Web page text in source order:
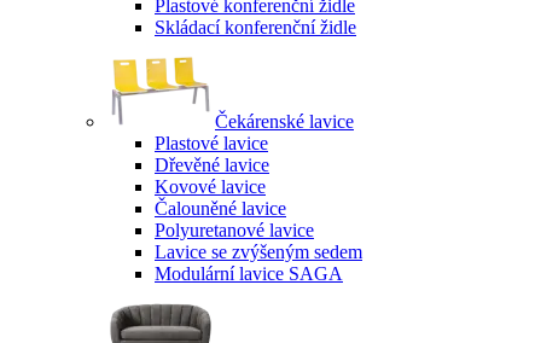
Plastové konferenční židle
Skládací konferenční židle
Čekárenské lavice
Plastové lavice
Dřevěné lavice
Kovové lavice
Čalouněné lavice
Polyuretanové lavice
Lavice se zvýšeným sedem
Modulární lavice SAGA